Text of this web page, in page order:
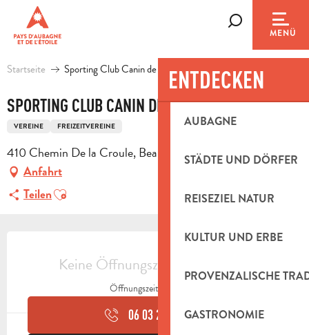
contenu
principal
MENÜ
ENTDECKEN
AUBAGNE
STÄDTE UND DÖRFER
REISEZIEL NATUR
KULTUR UND ERBE
PROVENZALISCHE
GASTRONOMIE
Startseite Sporting Club Canin de l'Etoile - S.C.C.E.
SPORTING CLUB CANIN DE L'ETOILE - S.C.C.E.
VEREINE FREIZEITVEREINE
410 Chemin De la Croule, Beaudinard, 13400 Aubagne
Anfahrt
TeilenAjouter aux favoris
ÖFFNUNGSZEITEN &
Keine Öffnungszeiten hinterlegt
Öffnungszeiten ansehen
06 03 27 63▒▒